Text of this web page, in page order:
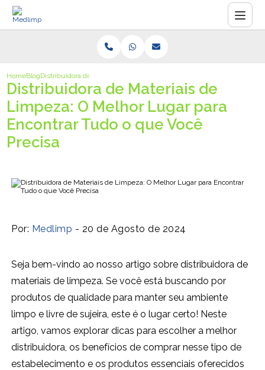
HomeBlogDistribuidora de Materiais de Limpeza: O Melhor Lugar para Encontrar
Distribuidora de Materiais de
Limpeza: O Melhor Lugar para
Encontrar Tudo o que Você
Precisa
Por: Medlimp - 20 de Agosto de 2024
Seja bem-vindo ao nosso artigo sobre distribuidora de
materiais de limpeza. Se você está buscando por
produtos de qualidade para manter seu ambiente
limpo e livre de sujeira, este é o lugar certo! Neste
artigo, vamos explorar dicas para escolher a melhor
distribuidora, os benefícios de comprar nesse tipo de
estabelecimento e os produtos essenciais oferecidos